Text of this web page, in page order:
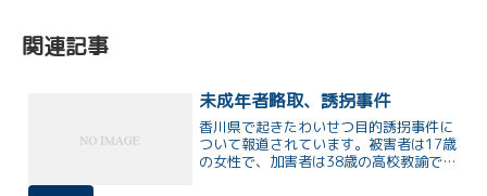
関連記事
未成年者略取、誘拐事件
香川県で起きたわいせつ目的誘拐事件に
ついて報道されています。被害者は17歳
の女性で、加害者は38歳の高校教諭で